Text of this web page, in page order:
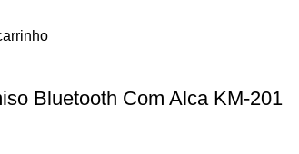
Bluetooth Com Alca KM-201